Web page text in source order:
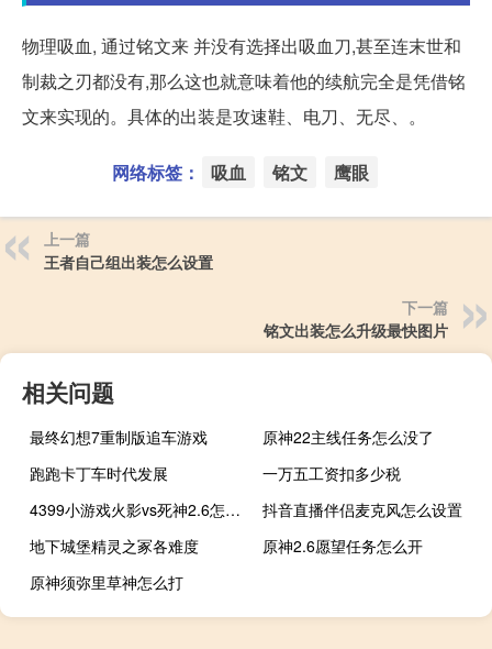
物理吸血, 通过铭文来 并没有选择出吸血刀,甚至连末世和
制裁之刃都没有,那么这也就意味着他的续航完全是凭借铭
文来实现的。具体的出装是攻速鞋、电刀、无尽、。
网络标签： 吸血 铭文 鹰眼
上一篇
王者自己组出装怎么设置
下一篇
铭文出装怎么升级最快图片
相关问题
最终幻想7重制版追车游戏
原神22主线任务怎么没了
跑跑卡丁车时代发展
一万五工资扣多少税
4399小游戏火影vs死神2.6怎么变身
抖音直播伴侣麦克风怎么设置
地下城堡精灵之冢各难度
原神2.6愿望任务怎么开
原神须弥里草神怎么打